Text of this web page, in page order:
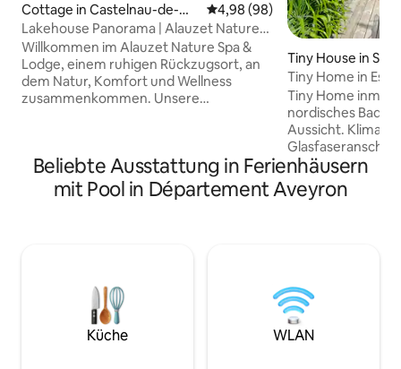
Cottage in Castelnau-de-Ma
ndailles
Durchschnittliche Bewertung:
4,98 (98)
Lakehouse Panorama | Alauzet Nature
Lodge & Spa
Willkommen im Alauzet Nature Spa &
Lodge, einem ruhigen Rückzugsort, an
dem Natur, Komfort und Wellness
zusammenkommen. Unsere
modernen Komfort zu einem
einzigartigen Rückzugsort. Entspanne
dich in unserer holzbeheizten Sauna,
einem wunderschönen See ist Alauzet
das perfekte Reiseziel für romantische
Kurzurlaube, Wellness-Retreats und
unvergessliche Ferien.
Tiny House in
de-Carlat
Tiny Home in
nordisches Bad
Tiny Home
nordisches Bad
Aussicht.
allein, kommen
diese
schöne Tage zu
Minuten von Le
Geschäfte 10
Klettergebiet 10
Bettwäsche und
Beliebte Ausstattung in Ferienhäusern
mit Pool in Département Aveyron
Küche WLAN